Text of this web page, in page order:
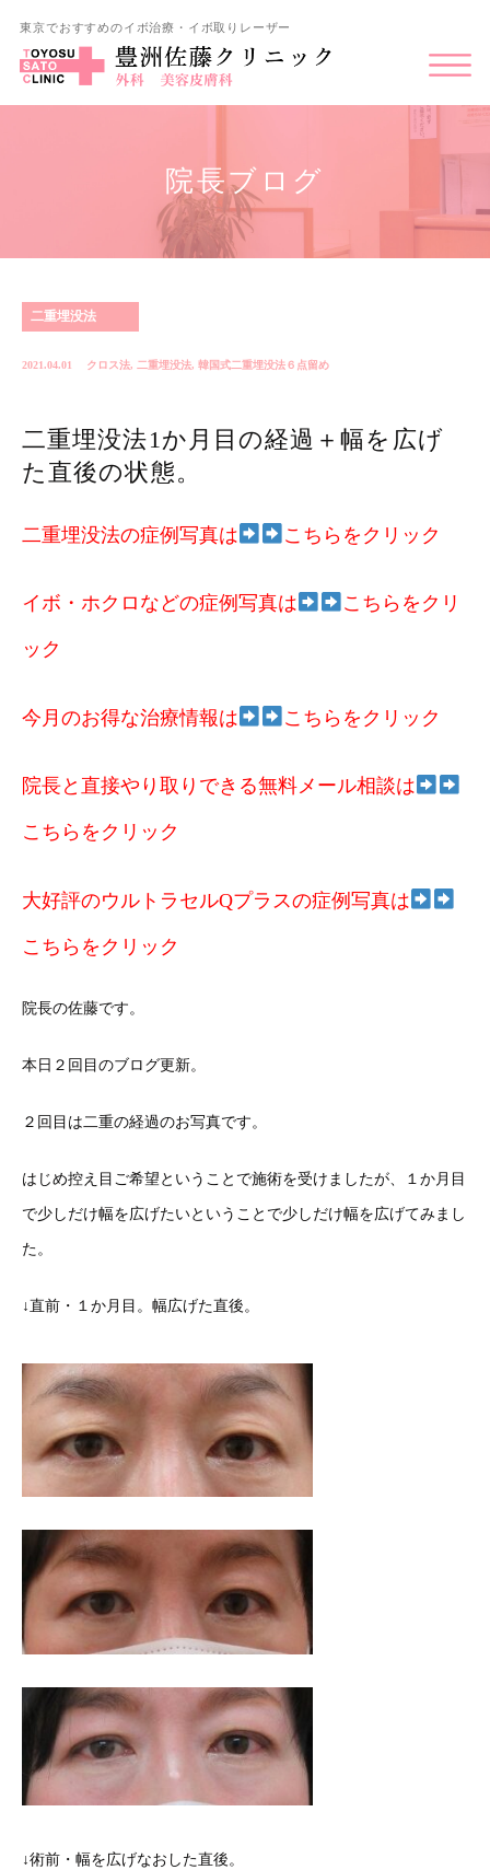
東京でおすすめのイボ治療・イボ取りレーザー
院長ブログ
二重埋没法
2021.04.01 クロス法, 二重埋没法, 韓国式二重埋没法６点留め
二重埋没法1か月目の経過＋幅を広げ
た直後の状態。
二重埋没法の症例写真は こちらをクリック
イボ・ホクロなどの症例写真は こちらをクリ
ック
今月のお得な治療情報は こちらをクリック
院長と直接やり取りできる無料メール相談は
こちらをクリック
大好評のウルトラセルQプラスの症例写真は
こちらをクリック
院長の佐藤です。
本日２回目のブログ更新。
２回目は二重の経過のお写真です。
はじめ控え目ご希望ということで施術を受けましたが、１か月目
で少しだけ幅を広げたいということで少しだけ幅を広げてみまし
た。
↓直前・１か月目。幅広げた直後。
↓術前・幅を広げなおした直後。